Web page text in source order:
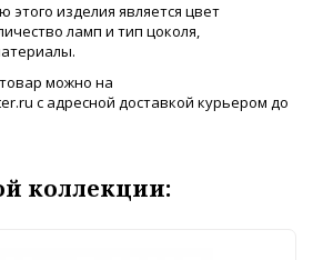
этого изделия является цвет
ламп и тип цоколя,
можно на
с адресной доставкой курьером до
коллекции: